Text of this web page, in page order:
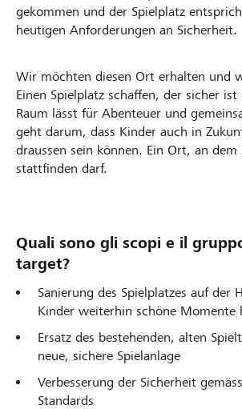
gekommen und der Spielplatz
heutigen Anforderungen an Sicherheit.
Wir möchten diesen Ort erhalten und
Einen Spielplatz schaffen, der sicher
Raum lässt für Abenteuer und
geht darum, dass Kinder auch in
draussen sein können. Ein Ort, an
stattfinden darf.
Quali sono gli scopi e il
target?
Sanierung des Spielplatzes auf der
Kinder weiterhin schöne Momente
Ersatz des bestehenden, alten
neue, sichere Spielanlage
Verbesserung der Sicherheit
Standards